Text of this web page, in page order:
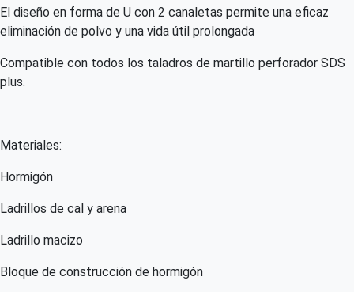
El diseño en forma de U con 2 canaletas permite una eficaz
eliminación de polvo y una vida útil prolongada
Compatible con todos los taladros de martillo perforador SDS
plus.
Materiales:
Hormigón
Ladrillos de cal y arena
Ladrillo macizo
Bloque de construcción de hormigón